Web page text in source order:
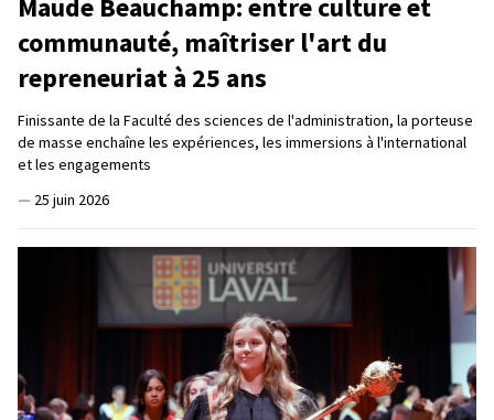
Maude Beauchamp: entre culture et
communauté, maîtriser l'art du
repreneuriat à 25 ans
Finissante de la Faculté des sciences de l'administration, la porteuse
de masse enchaîne les expériences, les immersions à l'international
et les engagements
— 25 juin 2026